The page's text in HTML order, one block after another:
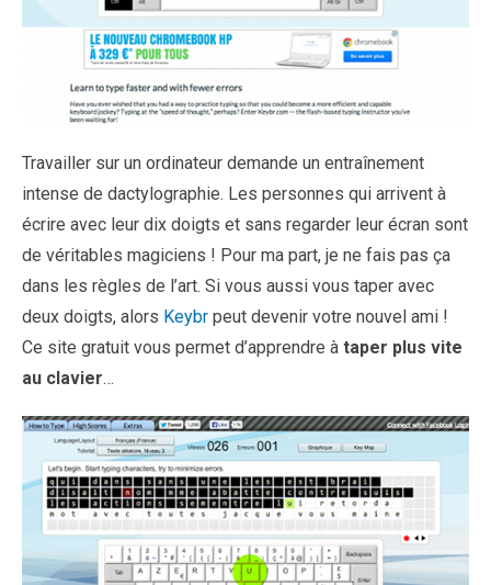
Travailler sur un ordinateur demande un entraînement
intense de dactylographie. Les personnes qui arrivent à
écrire avec leur dix doigts et sans regarder leur écran sont
de véritables magiciens ! Pour ma part, je ne fais pas ça
dans les règles de l’art. Si vous aussi vous taper avec
deux doigts, alors Keybr peut devenir votre nouvel ami !
Ce site gratuit vous permet d’apprendre à taper plus vite
au clavier…